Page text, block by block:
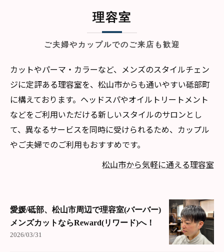
理容室
ご夫婦やカップルでのご来店も歓迎
カットやパーマ・カラーなど、メンズのスタイルチェン
ジに定評ある理容室を、松山市からも通いやすい砥部町
に構えております。ヘッドスパやオイルトリートメント
などをご利用いただける新しいスタイルのサロンとし
て、異なるサービスを同時に受けられるため、カップル
やご夫婦でのご利用もおすすめです。
松山市から気軽に通える理容室
愛媛/砥部、松山市周辺で理容室(バーバー)
メンズカットならReward(リワード)へ！
2026/03/31